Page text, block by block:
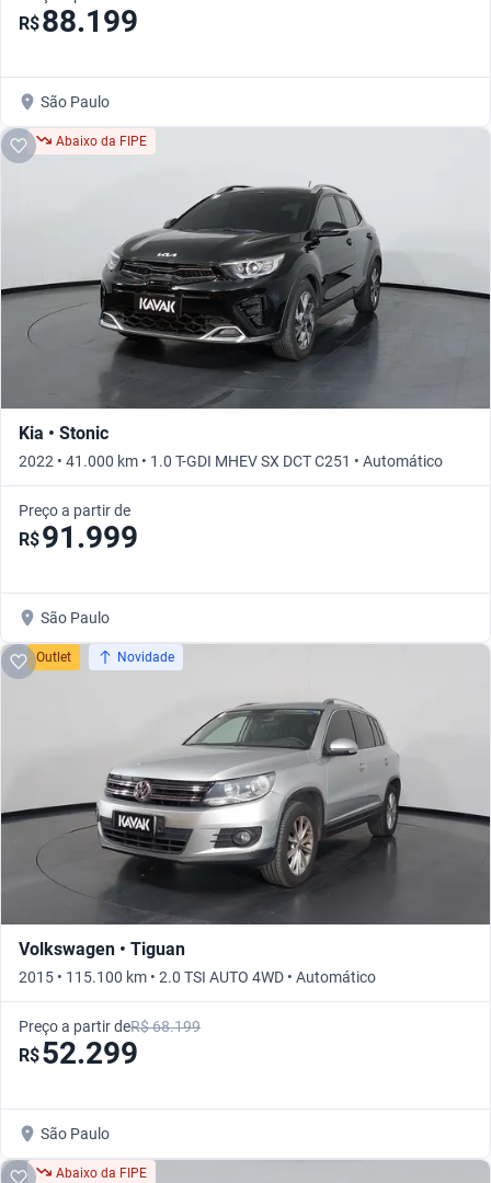
R$88.199
São Paulo
Abaixo da FIPE
Kia • Stonic
2022 • 41.000 km • 1.0 T-GDI MHEV SX DCT C251 • Automático
Preço a partir de
R$91.999
São Paulo
Outlet Novidade
Volkswagen • Tiguan
2015 • 115.100 km • 2.0 TSI AUTO 4WD • Automático
Preço a partir deR$ 68.199
R$52.299
São Paulo
Abaixo da FIPE